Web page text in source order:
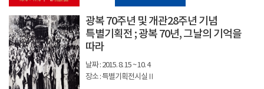
광복 70주년 및 개관28주년 기념
특별기획전 ; 광복 70년, 그날의 기억을
따라
날짜 : 2015. 8. 15 ~ 10. 4
장소 : 특별기획전시실Ⅱ